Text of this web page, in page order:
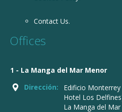
Contact Us.
Offices
1 - La Manga del Mar Menor
Dirección:
Edificio Monterrey
Hotel Los
La Manga del